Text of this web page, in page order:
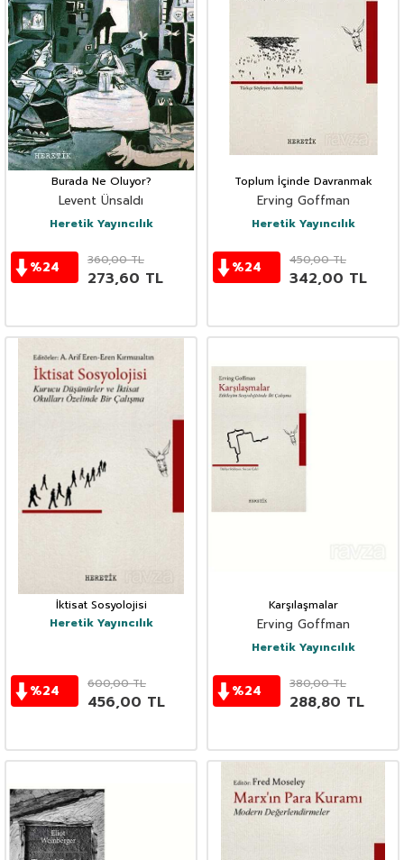
Burada Ne Oluyor?
Levent Ünsaldı
Heretik Yayıncılık
%24 360,00TL
273,60 TL
Toplum İçinde Davranmak
Erving Goffman
Heretik Yayıncılık
%24 450,00TL
342,00 TL
İktisat Sosyolojisi
Heretik Yayıncılık
%24 600,00TL
456,00 TL
Karşılaşmalar
Erving Goffman
Heretik Yayıncılık
%24 380,00TL
288,80 TL